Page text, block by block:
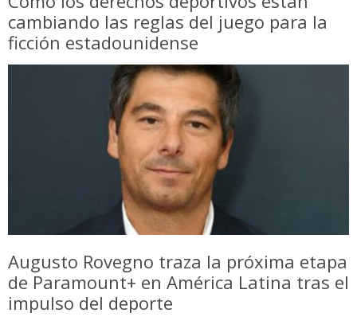
cambiando las reglas del juego para la
ficción estadounidense
Augusto Rovegno traza la próxima etapa
de Paramount+ en América Latina tras el
impulso del deporte